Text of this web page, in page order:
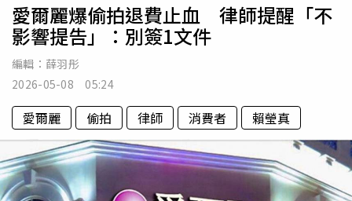
愛爾麗爆偷拍退費止血 律師提醒「不
影響提告」：別簽1文件
編輯： 薛羽彤
2026-05-08 05:24
愛爾麗 偷拍 律師 消費者 賴瑩真